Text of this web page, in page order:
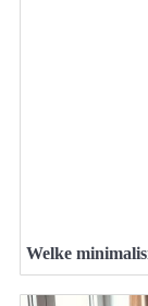
Welke